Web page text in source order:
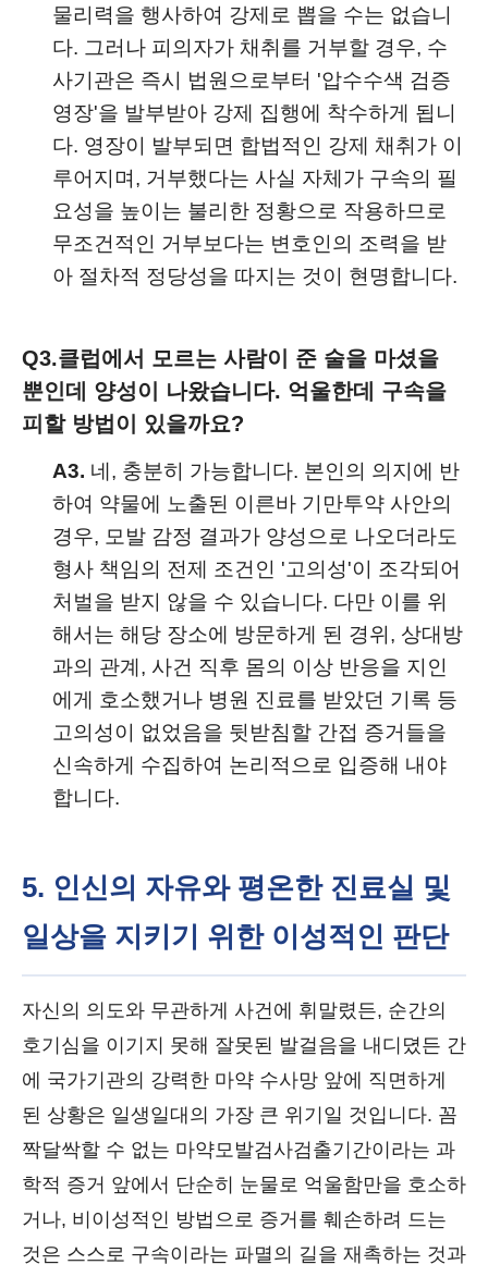
물리력을 행사하여 강제로 뽑을 수는 없습니
다. 그러나 피의자가 채취를 거부할 경우, 수
사기관은 즉시 법원으로부터 '압수수색 검증
영장'을 발부받아 강제 집행에 착수하게 됩니
다. 영장이 발부되면 합법적인 강제 채취가 이
루어지며, 거부했다는 사실 자체가 구속의 필
요성을 높이는 불리한 정황으로 작용하므로
무조건적인 거부보다는 변호인의 조력을 받
아 절차적 정당성을 따지는 것이 현명합니다.
Q3.클럽에서 모르는 사람이 준 술을 마셨을
뿐인데 양성이 나왔습니다. 억울한데 구속을
피할 방법이 있을까요?
A3. 네, 충분히 가능합니다. 본인의 의지에 반
하여 약물에 노출된 이른바 기만투약 사안의
경우, 모발 감정 결과가 양성으로 나오더라도
형사 책임의 전제 조건인 '고의성'이 조각되어
처벌을 받지 않을 수 있습니다. 다만 이를 위
해서는 해당 장소에 방문하게 된 경위, 상대방
과의 관계, 사건 직후 몸의 이상 반응을 지인
에게 호소했거나 병원 진료를 받았던 기록 등
고의성이 없었음을 뒷받침할 간접 증거들을
신속하게 수집하여 논리적으로 입증해 내야
합니다.
5. 인신의 자유와 평온한 진료실 및
일상을 지키기 위한 이성적인 판단
자신의 의도와 무관하게 사건에 휘말렸든, 순간의
호기심을 이기지 못해 잘못된 발걸음을 내디뎠든 간
에 국가기관의 강력한 마약 수사망 앞에 직면하게
된 상황은 일생일대의 가장 큰 위기일 것입니다. 꼼
짝달싹할 수 없는 마약모발검사검출기간이라는 과
학적 증거 앞에서 단순히 눈물로 억울함만을 호소하
거나, 비이성적인 방법으로 증거를 훼손하려 드는
것은 스스로 구속이라는 파멸의 길을 재촉하는 것과